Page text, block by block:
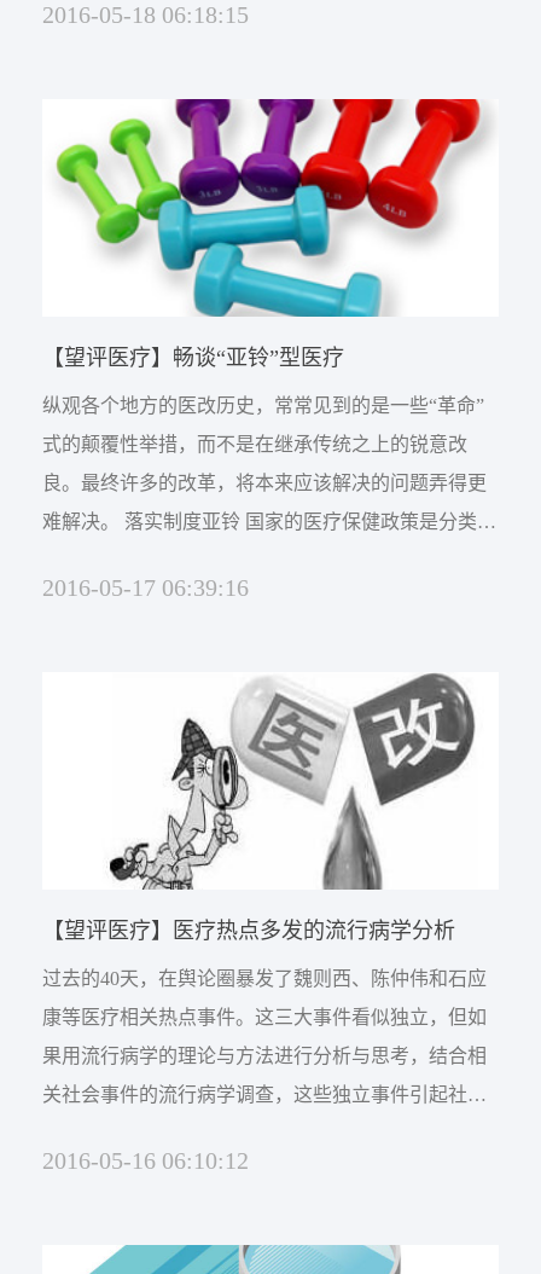
没受相应的培训，无法开好这个大飞机。 只重视发展
需求。由于改革只发展了大医院，整个社会都觉得空
乘效果最安全、最快捷、也最便宜，结果变得机场
拥...
2016-05-18 06:18:15
【望评医疗】畅谈“亚铃”型医疗
纵观各个地方的医改历史，常常见到的是一些“革命”
式的颠覆性举措，而不是在继承传统之上的锐意改
良。最终许多的改革，将本来应该解决的问题弄得更
难解决。 落实制度亚铃 国家的医疗保健政策是分类管
必须十分简单和清晰，能让社会和普通百姓容易识
质，公立医疗资本一律举办非营利性，除教学与科研
型医院外，一律实行基本医疗...
2016-05-17 06:39:16
【望评医疗】医疗热点多发的流行病学分析
过去的40天，在舆论圈暴发了魏则西、陈仲伟和石应
康等医疗相关热点事件。这三大事件看似独立，但如
果用流行病学的理论与方法进行分析与思考，结合相
关社会事件的流行病学调查，这些独立事件引起社会
现在或将来之必然。 魏则西事件折射医改环境混乱 晚
救年青生命的本能和善良，而病急乱投医。晚期癌症
2016-05-16 06:10:12